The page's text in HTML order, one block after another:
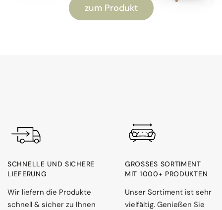
zum Produkt
SCHNELLE UND SICHERE
LIEFERUNG
Wir liefern die Produkte
schnell & sicher zu Ihnen
GROSSES SORTIMENT M
IT 1000+ PRODUKTEN
Unser Sortiment ist sehr
vielfältig. Genießen Sie